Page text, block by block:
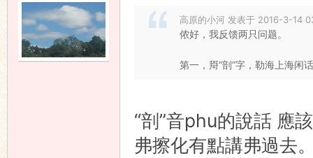
高原的小河 发表于 2016-3-14
侬好，我反馈两只问题。
第一，搿“剖”字，勒海上海闲
“剖”音phu的說話 應
弗擦化有點講弗過去